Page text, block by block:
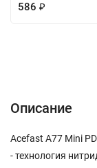
586 ₽
Описание
Acefast A77 Mini
- технология